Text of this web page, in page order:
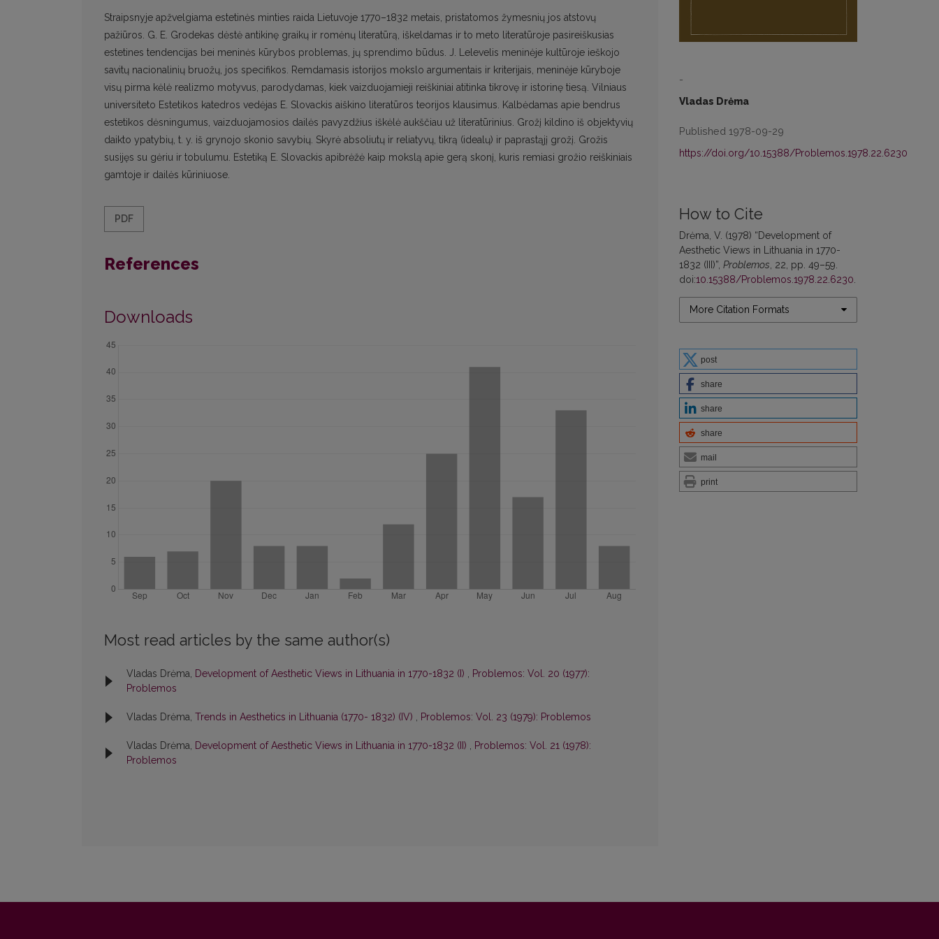
-
Vladas Drėma
Published 1978-09-29
https://doi.org/10.15388/Problemos.1978.22.6230
How to Cite
Drėma, V. (1978) “Development of
Aesthetic Views in Lithuania in 1770-
1832 (III)”, Problemos , 22, pp. 49–59.
doi:10.15388/Problemos.1978.22.6230
More Citation Formats
post
share
share
share
mail
print
Straipsnyje apžvelgiama estetinės minties raida Lietuvoje 1770–1832 metais, pristatomos žymesnių jos atstovų
pažiūros. G. E. Grodekas dėstė antikinę graikų ir romėnų literatūrą, iškeldamas ir to meto literatūroje pasireiškusias
estetines tendencijas bei meninės kūrybos problemas, jų sprendimo būdus. J. Lelevelis meninėje kultūroje ieškojo
savitų nacionalinių bruožų, jos specifikos. Remdamasis istorijos mokslo argumentais ir kriterijais, meninėje kūryboje
visų pirma kėlė realizmo motyvus, parodydamas, kiek vaizduojamieji reiškiniai atitinka tikrovę ir istorinę tiesą. Vilniaus
universiteto Estetikos katedros vedėjas E. Slovackis aiškino literatūros teorijos klausimus. Kalbėdamas apie bendrus
estetikos dėsningumus, vaizduojamosios dailės pavyzdžius iškėlė aukščiau už literatūrinius. Grožį kildino iš objektyvių
daikto ypatybių, t. y. iš grynojo skonio savybių. Skyrė absoliutų ir reliatyvų, tikrą (idealų) ir paprastąjį grožį. Grožis
susijęs su gėriu ir tobulumu. Estetiką E. Slovackis apibrėžė kaip mokslą apie gerą skonį, kuris remiasi grožio reiškiniais
gamtoje ir dailės kūriniuose.
PDF
References
Downloads
Most read articles by the same author(s)
Vladas Drėma, Development of Aesthetic Views in Lithuania in 1770-1832 (I) , Problemos: Vol. 20 (1977):
Problemos
Vladas Drėma, Trends in Aesthetics in Lithuania (1770- 1832) (IV) , Problemos: Vol. 23 (1979): Problemos
Vladas Drėma, Development of Aesthetic Views in Lithuania in 1770-1832 (II) , Problemos: Vol. 21 (1978):
Problemos